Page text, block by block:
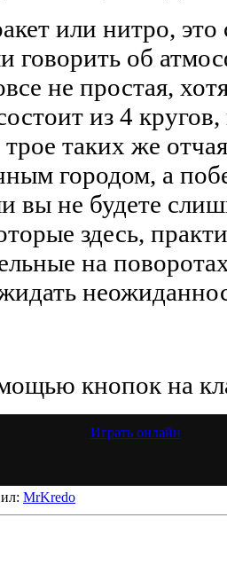
или нитро, это
говорить об
не простая,
из 4
трое таких же
городом, а
вы не будете
здесь,
на
кнопок на
Играть онлайн
: MrKredo